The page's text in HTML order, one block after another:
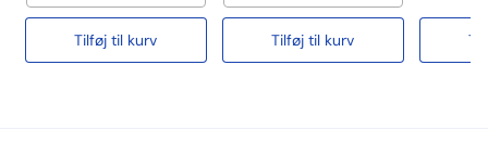
Tilføj til kurv Tilføj til kurv